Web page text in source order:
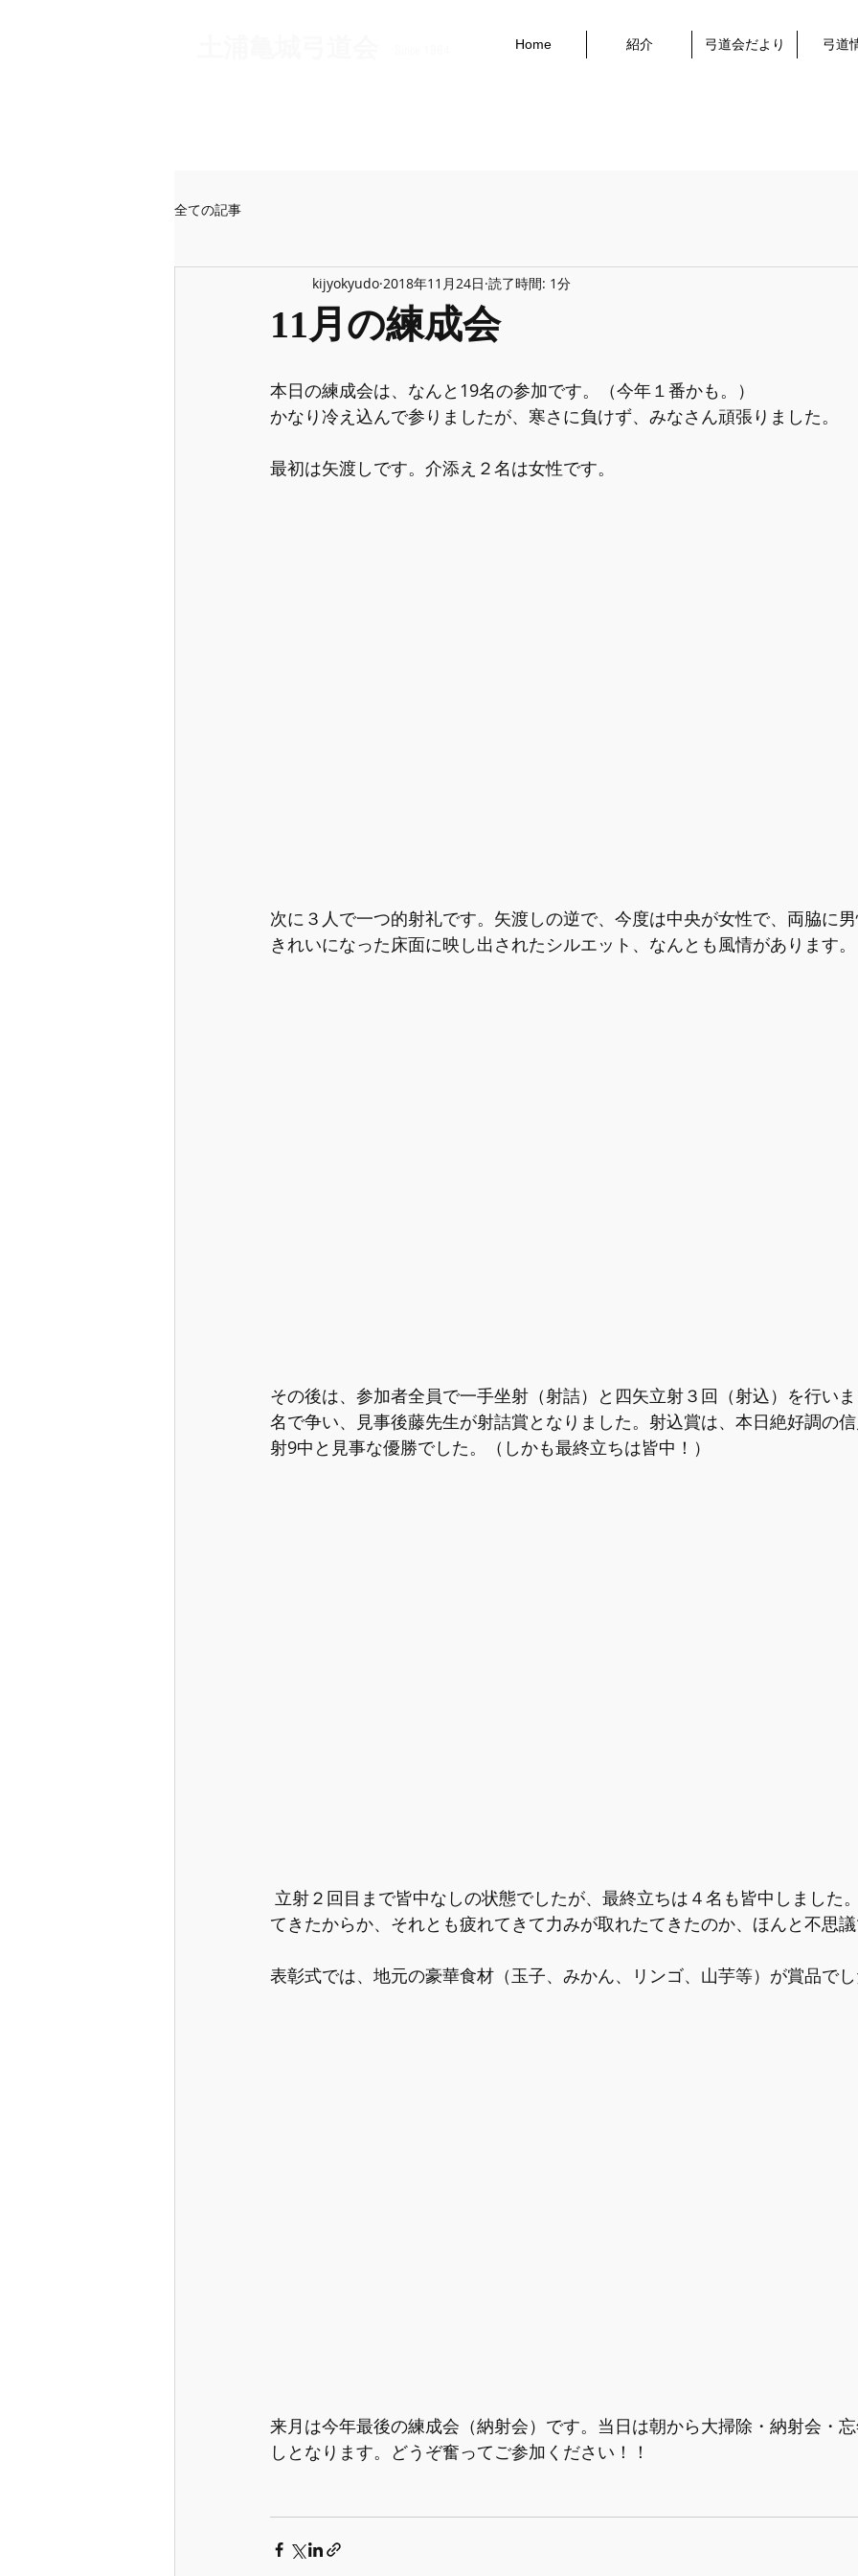
Home 紹介 弓道会だより 弓道
全ての記事
11月の練成会
kijyokyudo 2018年11月24日 読了時間: 1分
本日の練成会は、なんと19名の参加です。（今年１番かも。）
かなり冷え込んで参りましたが、寒さに負けず、みなさん頑張りました。
最初は矢渡しです。介添え２名は女性です。
次に３人で一つ的射礼です。矢渡しの逆で、今度は中央が女性で、両脇に
きれいになった床面に映し出されたシルエット、なんとも風情があります。
その後は、参加者全員で一手坐射（射詰）と四矢立射３回（射込）を行い
名で争い、見事後藤先生が射詰賞となりました。射込賞は、本日絶好調の
射9中と見事な優勝でした。（しかも最終立ちは皆中！）
てきたからか、それとも疲れてきて力みが取れたてきたのか、ほんと不思
表彰式では、地元の豪華食材（玉子、みかん、リンゴ、山芋等）が賞品で
来月は今年最後の練成会（納射会）です。当日は朝から大掃除・納射会・
しとなります。どうぞ奮ってご参加ください！！